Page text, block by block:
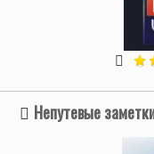
Непутевые